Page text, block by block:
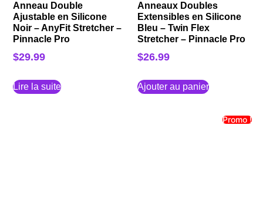
Anneau Double
Ajustable en Silicone
Noir – AnyFit Stretcher –
Pinnacle Pro
$29.99
Lire la suite
Anneaux Doubles
Extensibles en Silicone
Bleu – Twin Flex
Stretcher – Pinnacle Pro
$26.99
Ajouter au panier
Promo !